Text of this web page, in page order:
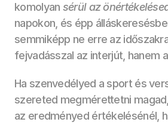
komolyan sérül az
napokon, és épp
semmiképp ne erre az
fejvadásszal az interjút, hanem
Ha szenvedélyed a sport és
szereted megmérettetni
az eredményed értékelésénél,